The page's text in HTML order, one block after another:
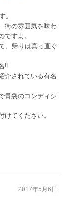
。
街の雰囲気を味わ
すよ。
、帰りは真っ直ぐ
‼️
介されている有名
胃袋のコンディシ
てください。
2017年5月6日